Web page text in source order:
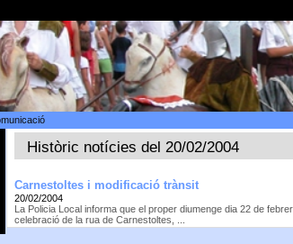
Històric notícies del 20/02/2004
Carnestoltes i modificació trànsit
20/02/2004
La Policia Local informa que el proper diumenge dia 22 de
celebració de la rua de Carnestoltes, ...